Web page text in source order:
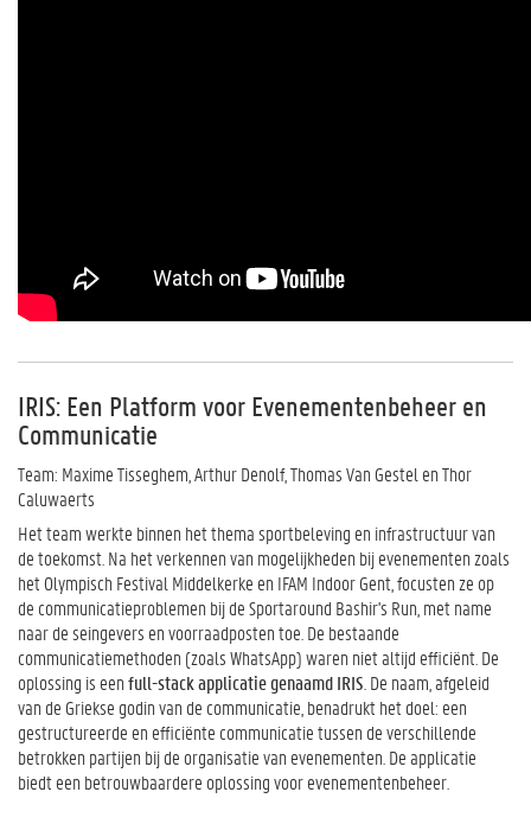
IRIS: Een Platform voor Evenementenbeheer en
Communicatie
Team: Maxime Tisseghem, Arthur Denolf, Thomas Van Gestel en Thor
Caluwaerts
Het team werkte binnen het thema sportbeleving en infrastructuur van
de toekomst. Na het verkennen van mogelijkheden bij evenementen zoals
het Olympisch Festival Middelkerke en IFAM Indoor Gent, focusten ze op
de communicatieproblemen bij de Sportaround Bashir's Run, met name
naar de seingevers en voorraadposten toe. De bestaande
communicatiemethoden (zoals WhatsApp) waren niet altijd efficiënt. De
oplossing is eenfull-stack applicatie genaamd IRIS . De naam, afgeleid
van de Griekse godin van de communicatie, benadrukt het doel: een
gestructureerde en efficiënte communicatie tussen de verschillende
betrokken partijen bij de organisatie van evenementen. De applicatie
biedt een betrouwbaardere oplossing voor evenementenbeheer.